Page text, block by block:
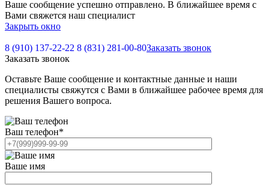
Ваше сообщение успешно отправлено. В ближайшее время с
Вами свяжется наш специалист
Закрыть окно
8 (910) 137-22-22 8 (831) 281-00-80Заказать звонок
Заказать звонок
Оставьте Ваше сообщение и контактные данные и наши
специалисты свяжутся с Вами в ближайшее рабочее время для
решения Вашего вопроса.
Ваш телефон*
Ваше имя